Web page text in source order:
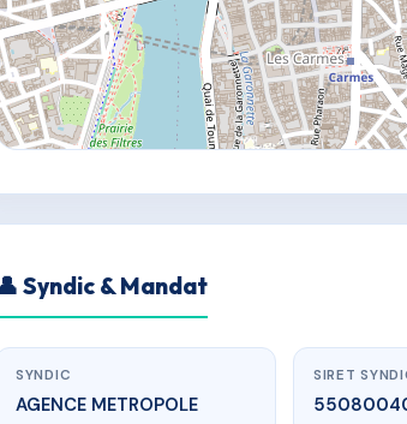
Syndic & Mandat
SYNDIC
AGENCE METROPOLE
SIRET